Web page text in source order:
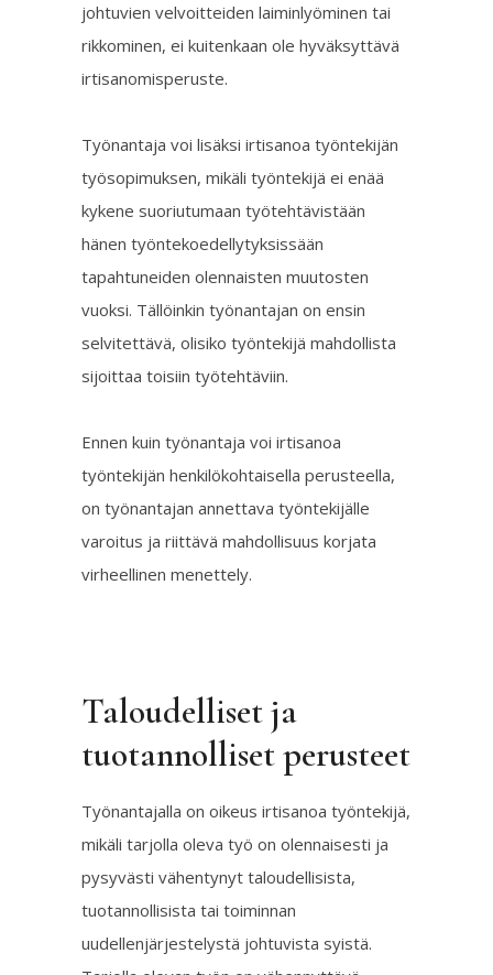
johtuvien velvoitteiden laiminlyöminen tai
rikkominen, ei kuitenkaan ole hyväksyttävä
irtisanomisperuste.
Työnantaja voi lisäksi irtisanoa työntekijän
työsopimuksen, mikäli työntekijä ei enää
kykene suoriutumaan työtehtävistään
hänen työntekoedellytyksissään
tapahtuneiden olennaisten muutosten
vuoksi. Tällöinkin työnantajan on ensin
selvitettävä, olisiko työntekijä mahdollista
sijoittaa toisiin työtehtäviin.
Ennen kuin työnantaja voi irtisanoa
työntekijän henkilökohtaisella perusteella,
on työnantajan annettava työntekijälle
varoitus ja riittävä mahdollisuus korjata
virheellinen menettely.
Taloudelliset ja
tuotannolliset perusteet
Työnantajalla on oikeus irtisanoa työntekijä,
mikäli tarjolla oleva työ on olennaisesti ja
pysyvästi vähentynyt taloudellisista,
tuotannollisista tai toiminnan
uudellenjärjestelystä johtuvista syistä.